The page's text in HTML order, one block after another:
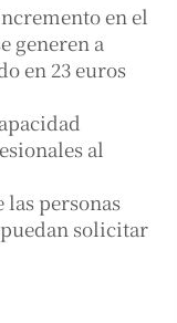
en el
generen a
en 23 euros
al
personas
solicitar